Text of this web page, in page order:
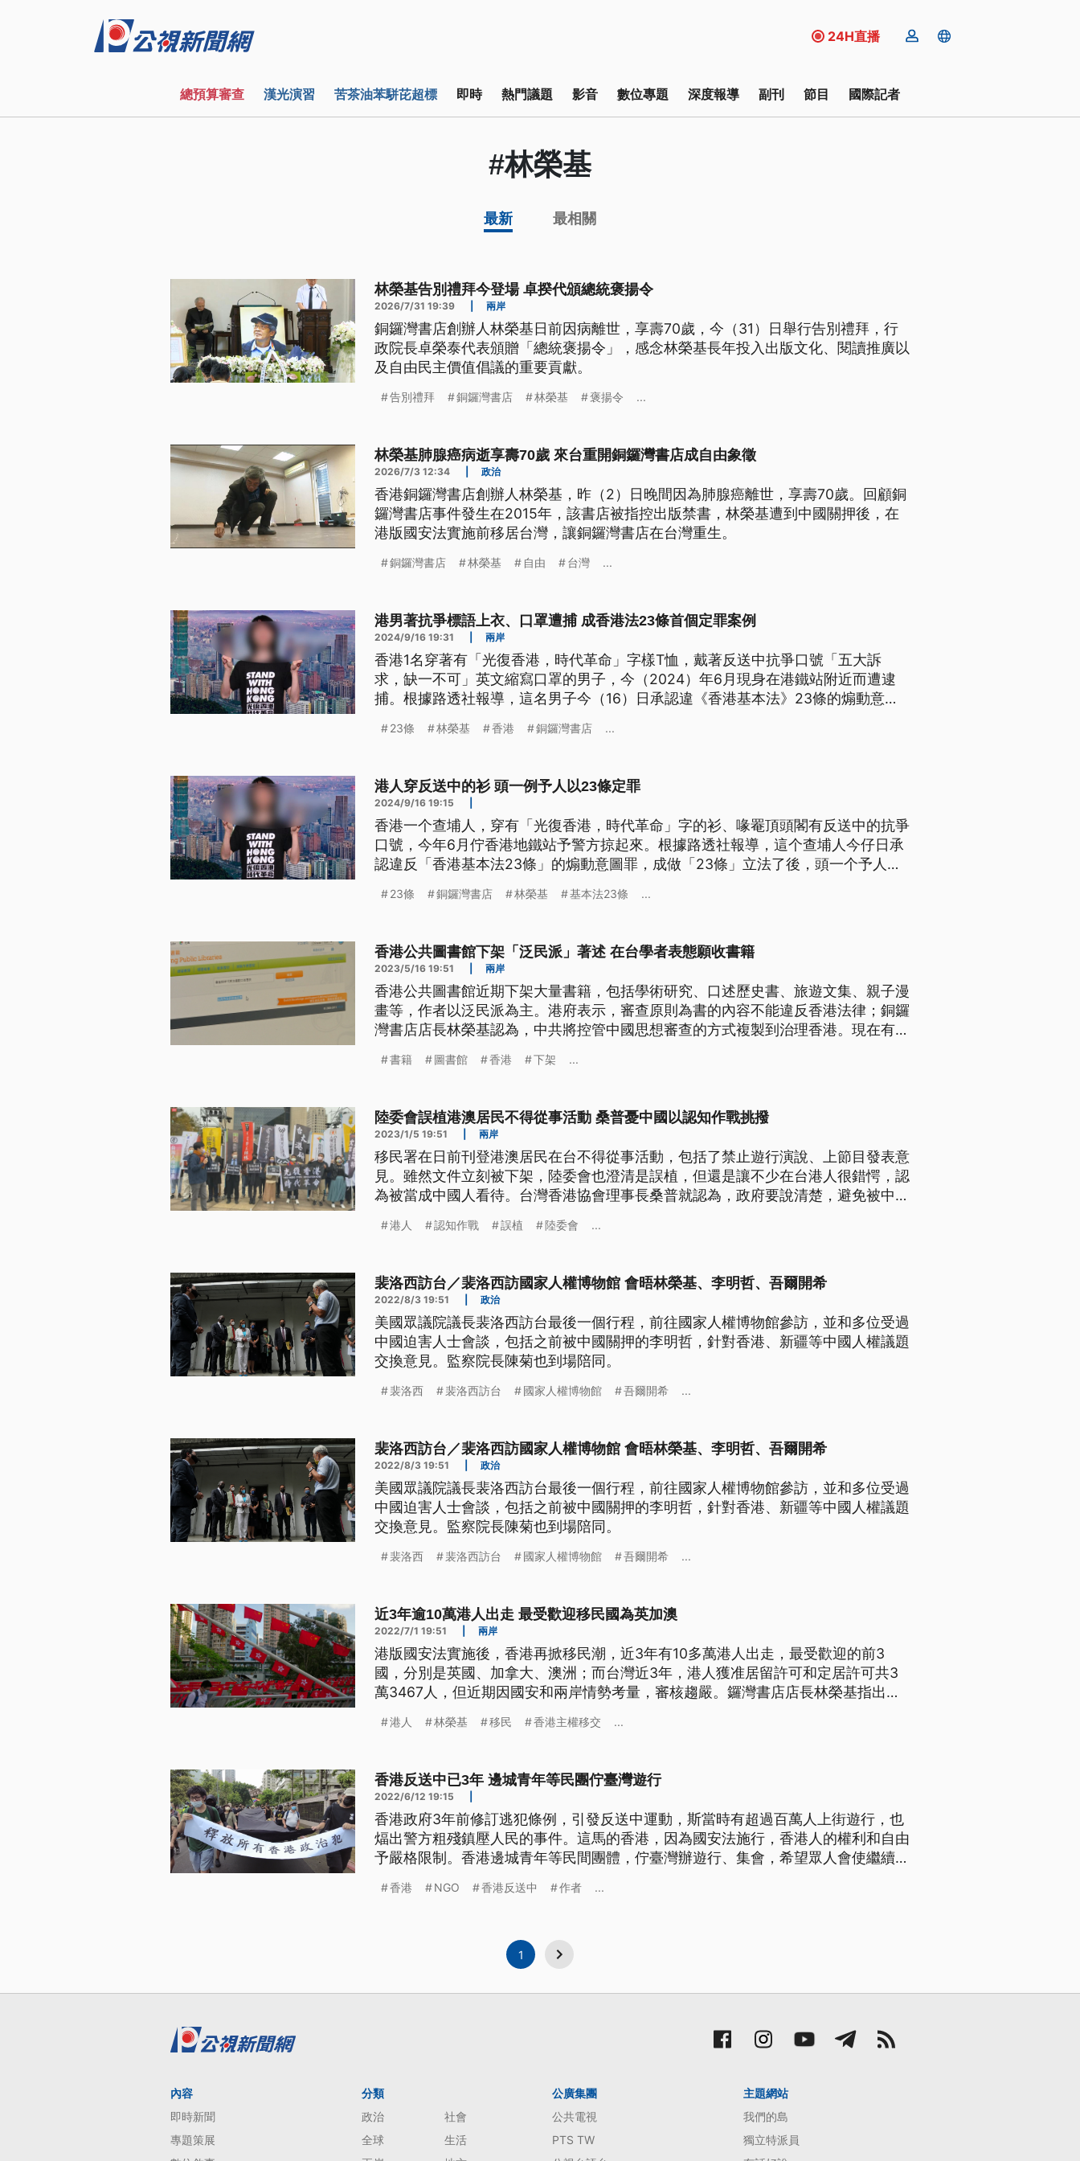
24H直播
總預算審查 漢光演習 苦茶油苯駢芘超標 即時 熱門議題 影音 數位專題 深度報導 副刊 節目 國際記者
#林榮基
最新 最相關
林榮基告別禮拜今登場 卓揆代頒總統褒揚令
2026/7/31 19:39 兩岸
銅鑼灣書店創辦人林榮基日前因病離世，享壽70歲，今（31）日舉行告別禮拜，行
政院長卓榮泰代表頒贈「總統褒揚令」，感念林榮基長年投入出版文化、閱讀推廣以
及自由民主價值倡議的重要貢獻。
告別禮拜 銅鑼灣書店 林榮基 褒揚令 ...
林榮基肺腺癌病逝享壽70歲 來台重開銅鑼灣書店成自由象徵
2026/7/3 12:34 政治
香港銅鑼灣書店創辦人林榮基，昨（2）日晚間因為肺腺癌離世，享壽70歲。回顧銅
鑼灣書店事件發生在2015年，該書店被指控出版禁書，林榮基遭到中國關押後，在
港版國安法實施前移居台灣，讓銅鑼灣書店在台灣重生。
銅鑼灣書店 林榮基 自由 台灣 ...
港男著抗爭標語上衣、口罩遭捕 成香港法23條首個定罪案例
2024/9/16 19:31 兩岸
香港1名穿著有「光復香港，時代革命」字樣T恤，戴著反送中抗爭口號「五大訴
求，缺一不可」英文縮寫口罩的男子，今（2024）年6月現身在港鐵站附近而遭逮
捕。根據路透社報導，這名男子今（16）日承認違《香港基本法》23條的煽動意圖
23條 林榮基 香港 銅鑼灣書店 ...
港人穿反送中的衫 頭一例予人以23條定罪
2024/9/16 19:15
香港一个查埔人，穿有「光復香港，時代革命」字的衫、喙罨頂頭閣有反送中的抗爭
口號，今年6月佇香港地鐵站予警方掠起來。根據路透社報導，這个查埔人今仔日承
認違反「香港基本法23條」的煽動意圖罪，成做「23條」立法了後，頭一个予人定
23條 銅鑼灣書店 林榮基 基本法23條 ...
香港公共圖書館下架「泛民派」著述 在台學者表態願收書籍
2023/5/16 19:51 兩岸
香港公共圖書館近期下架大量書籍，包括學術研究、口述歷史書、旅遊文集、親子漫
畫等，作者以泛民派為主。港府表示，審查原則為書的內容不能違反香港法律；銅鑼
灣書店店長林榮基認為，中共將控管中國思想審查的方式複製到治理香港。現在有在
書籍 圖書館 香港 下架 ...
陸委會誤植港澳居民不得從事活動 桑普憂中國以認知作戰挑撥
2023/1/5 19:51 兩岸
移民署在日前刊登港澳居民在台不得從事活動，包括了禁止遊行演說、上節目發表意
見。雖然文件立刻被下架，陸委會也澄清是誤植，但還是讓不少在台港人很錯愕，認
為被當成中國人看待。台灣香港協會理事長桑普就認為，政府要說清楚，避免被中共
港人 認知作戰 誤植 陸委會 ...
裴洛西訪台／裴洛西訪國家人權博物館 會晤林榮基、李明哲、吾爾開希
2022/8/3 19:51 政治
美國眾議院議長裴洛西訪台最後一個行程，前往國家人權博物館參訪，並和多位受過
中國迫害人士會談，包括之前被中國關押的李明哲，針對香港、新疆等中國人權議題
交換意見。監察院長陳菊也到場陪同。
裴洛西 裴洛西訪台 國家人權博物館 吾爾開希 ...
裴洛西訪台／裴洛西訪國家人權博物館 會晤林榮基、李明哲、吾爾開希
2022/8/3 19:51 政治
美國眾議院議長裴洛西訪台最後一個行程，前往國家人權博物館參訪，並和多位受過
中國迫害人士會談，包括之前被中國關押的李明哲，針對香港、新疆等中國人權議題
交換意見。監察院長陳菊也到場陪同。
裴洛西 裴洛西訪台 國家人權博物館 吾爾開希 ...
近3年逾10萬港人出走 最受歡迎移民國為英加澳
2022/7/1 19:51 兩岸
港版國安法實施後，香港再掀移民潮，近3年有10多萬港人出走，最受歡迎的前3
國，分別是英國、加拿大、澳洲；而台灣近3年，港人獲准居留許可和定居許可共3
萬3467人，但近期因國安和兩岸情勢考量，審核趨嚴。鑼灣書店店長林榮基指出，
港人 林榮基 移民 香港主權移交 ...
香港反送中已3年 邊城青年等民團佇臺灣遊行
2022/6/12 19:15
香港政府3年前修訂逃犯條例，引發反送中運動，斯當時有超過百萬人上街遊行，也
煏出警方粗殘鎮壓人民的事件。這馬的香港，因為國安法施行，香港人的權利和自由
予嚴格限制。香港邊城青年等民間團體，佇臺灣辦遊行、集會，希望眾人會使繼續聲
香港 NGO 香港反送中 作者 ...
1
內容
即時新聞
專題策展
分類
政治
社會
全球
生活
公廣集團
公共電視
PTS TW
主題網站
我們的島
獨立特派員